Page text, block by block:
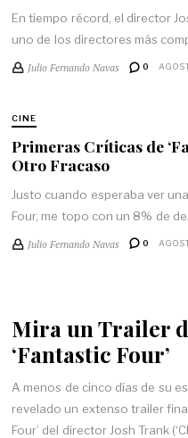
En tiempo récord, el director
uno de los directores más
Julio Fernando Navas 0
CINE
Primeras Críticas de
Otro Fracaso
Justo cuando esperaba ver
Four, me topo con un 8% de
Julio Fernando Navas 0
Mira un Trailer
‘Fantastic Four’
A menos de cinco días de su
revelado un extenso trailer
Four’ del director Josh Trank